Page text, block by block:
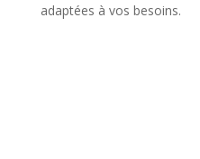
adaptées à vos besoins.